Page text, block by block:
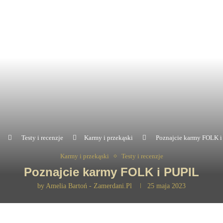
Testy i recenzje Karmy i przekąski Poznajcie karmy FOLK i
Karmy i przekąski Testy i recenzje
Poznajcie karmy FOLK i PUPIL
by Amelia Bartoń - Zamerdani.pl 25 maja 2023